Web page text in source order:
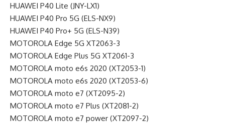
HUAWEI P40 Lite (JNY-LX1)
HUAWEI P40 Pro 5G (ELS-NX9)
HUAWEI P40 Pro+ 5G (ELS-N39)
MOTOROLA Edge 5G XT2063-3
MOTOROLA Edge Plus 5G XT2061-3
MOTOROLA moto e6s 2020 (XT2053-1)
MOTOROLA moto e6s 2020 (XT2053-6)
MOTOROLA moto e7 (XT2095-2)
MOTOROLA moto e7 Plus (XT2081-2)
MOTOROLA moto e7 power (XT2097-2)